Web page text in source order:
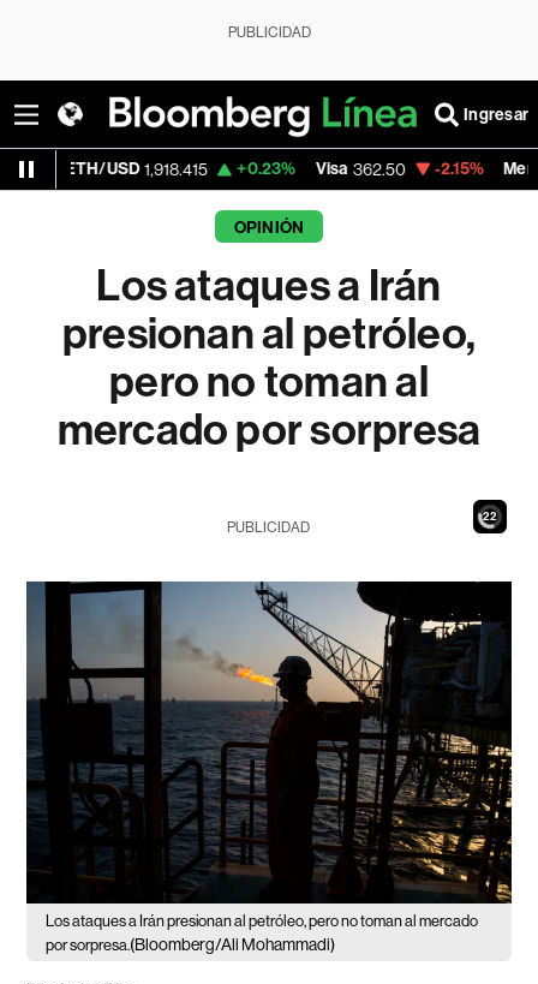
PUBLICIDAD
Ingresar
1,918.415 +0.23% Visa 362.50 -2.15% MercadoLibre
OPINIÓN
Los ataques a Irán
presionan al petróleo,
pero no toman al
mercado por sorpresa
20
PUBLICIDAD
Los ataques a Irán presionan al petróleo, pero no toman al mercado
por sorpresa.(Bloomberg/Ali Mohammadi)